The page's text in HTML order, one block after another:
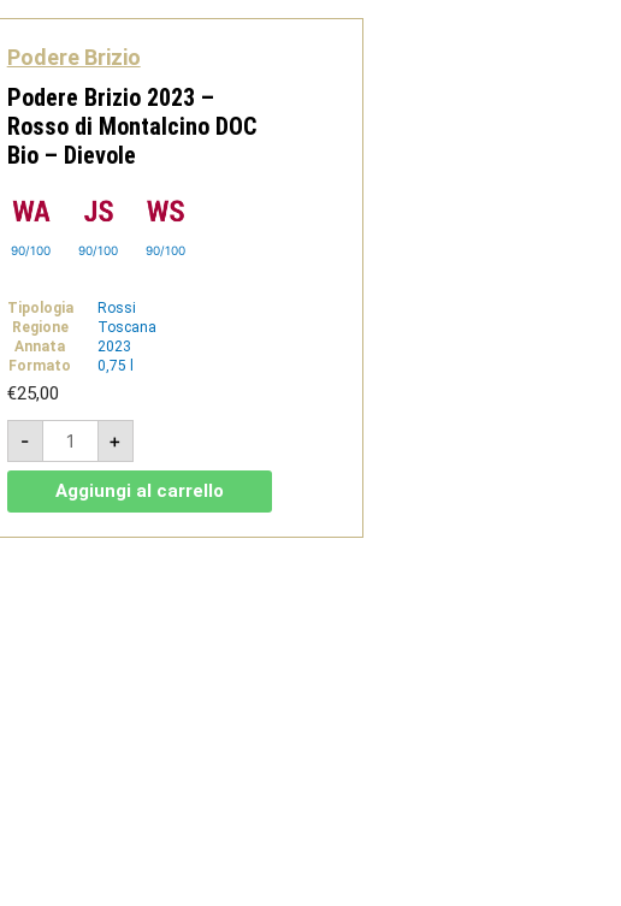
Podere Brizio
Podere Brizio 2023 –
Rosso di Montalcino DOC
Bio – Dievole
90/100 90/100 90/100
Tipologia
Rossi
Regione
Toscana
Annata
2023
Formato
0,75 l
€25,00
-
Podere
Brizio
2023
Rosso
di
Montalcino
+
Aggiungi al carrello